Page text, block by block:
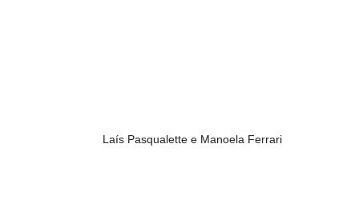
Laís Pasqualette e Manoela Ferrari